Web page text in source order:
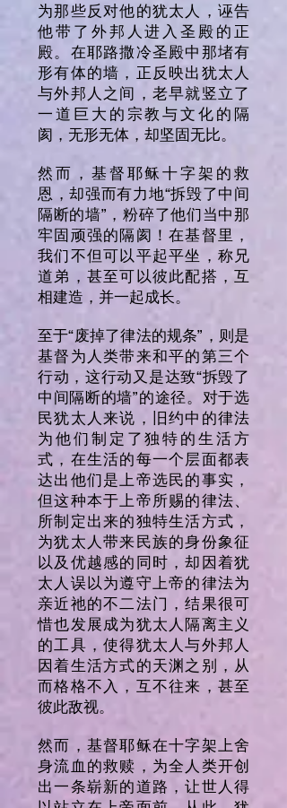
为那些反对他的犹太人，诬告
他带了外邦人进入圣殿的正
殿。在耶路撒冷圣殿中那堵有
形有体的墙，正反映出犹太人
与外邦人之间，老早就竖立了
一道巨大的宗教与文化的隔
阂，无形无体，却坚固无比。
然而，基督耶稣十字架的救
恩，却强而有力地“拆毁了中间
隔断的墙”，粉碎了他们当中那
牢固顽强的隔阂！在基督里，
我们不但可以平起平坐，称兄
道弟，甚至可以彼此配搭，互
相建造，并一起成长。
至于“废掉了律法的规条”，则是
基督为人类带来和平的第三个
行动，这行动又是达致“拆毁了
中间隔断的墙”的途径。对于选
民犹太人来说，旧约中的律法
为他们制定了独特的生活方
式，在生活的每一个层面都表
达出他们是上帝选民的事实，
但这种本于上帝所赐的律法、
所制定出来的独特生活方式，
为犹太人带来民族的身份象征
以及优越感的同时，却因着犹
太人误以为遵守上帝的律法为
亲近祂的不二法门，结果很可
惜也发展成为犹太人隔离主义
的工具，使得犹太人与外邦人
因着生活方式的天渊之别，从
而格格不入，互不往来，甚至
彼此敌视。
然而，基督耶稣在十字架上舍
身流血的救赎，为全人类开创
出一条崭新的道路，让世人得